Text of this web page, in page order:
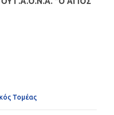
Τομέας